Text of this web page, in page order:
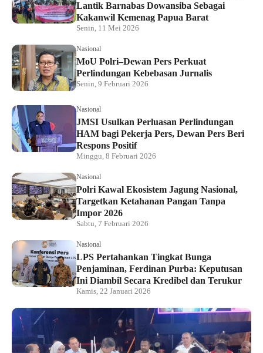
Lantik Barnabas Dowansiba Sebagai
Kakanwil Kemenag Papua Barat
Senin, 11 Mei 2026
Nasional
MoU Polri–Dewan Pers Perkuat
Perlindungan Kebebasan Jurnalis
Senin, 9 Februari 2026
Nasional
JMSI Usulkan Perluasan Perlindungan
HAM bagi Pekerja Pers, Dewan Pers Beri
Respons Positif
Minggu, 8 Februari 2026
Nasional
Polri Kawal Ekosistem Jagung Nasional,
Targetkan Ketahanan Pangan Tanpa
Impor 2026
Sabtu, 7 Februari 2026
Nasional
LPS Pertahankan Tingkat Bunga
Penjaminan, Ferdinan Purba: Keputusan
Ini Diambil Secara Kredibel dan Terukur
Kamis, 22 Januari 2026